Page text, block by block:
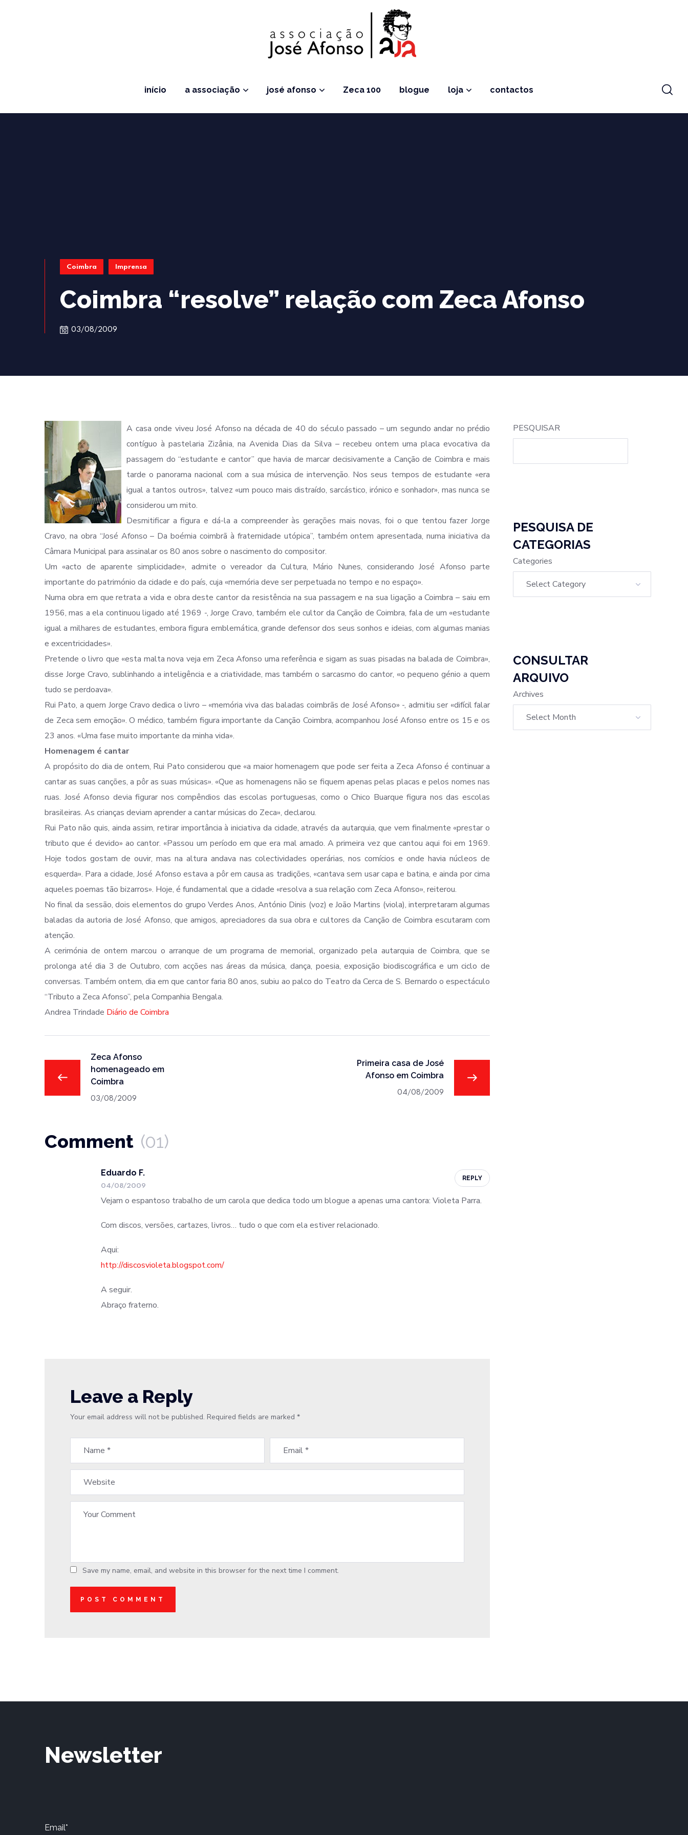
início a associação josé afonso Zeca 100 blogue loja contactos
Coimbra Imprensa
Coimbra “resolve” relação com Zeca Afonso
03/08/2009
A casa onde viveu José Afonso na década de 40 do século passado – um segundo andar no prédio
contíguo à pastelaria Zizânia, na Avenida Dias da Silva – recebeu ontem uma placa evocativa da
passagem do “estudante e cantor” que havia de marcar decisivamente a Canção de Coimbra e mais
tarde o panorama nacional com a sua música de intervenção. Nos seus tempos de estudante «era
igual a tantos outros», talvez «um pouco mais distraído, sarcástico, irónico e sonhador», mas nunca se
considerou um mito.
Desmitificar a figura e dá-la a compreender às gerações mais novas, foi o que tentou fazer Jorge
Cravo, na obra “José Afonso – Da boémia coimbrã à fraternidade utópica”, também ontem apresentada, numa iniciativa da
Câmara Municipal para assinalar os 80 anos sobre o nascimento do compositor.
Um «acto de aparente simplicidade», admite o vereador da Cultura, Mário Nunes, considerando José Afonso parte
importante do património da cidade e do país, cuja «memória deve ser perpetuada no tempo e no espaço».
Numa obra em que retrata a vida e obra deste cantor da resistência na sua passagem e na sua ligação a Coimbra – saiu em
1956, mas a ela continuou ligado até 1969 -, Jorge Cravo, também ele cultor da Canção de Coimbra, fala de um «estudante
igual a milhares de estudantes, embora figura emblemática, grande defensor dos seus sonhos e ideias, com algumas manias
e excentricidades».
Pretende o livro que «esta malta nova veja em Zeca Afonso uma referência e sigam as suas pisadas na balada de Coimbra»,
disse Jorge Cravo, sublinhando a inteligência e a criatividade, mas também o sarcasmo do cantor, «o pequeno génio a quem
tudo se perdoava».
Rui Pato, a quem Jorge Cravo dedica o livro – «memória viva das baladas coimbrãs de José Afonso» -, admitiu ser «difícil falar
de Zeca sem emoção». O médico, também figura importante da Canção Coimbra, acompanhou José Afonso entre os 15 e os
23 anos. «Uma fase muito importante da minha vida».
Homenagem é cantar
A propósito do dia de ontem, Rui Pato considerou que «a maior homenagem que pode ser feita a Zeca Afonso é continuar a
cantar as suas canções, a pôr as suas músicas». «Que as homenagens não se fiquem apenas pelas placas e pelos nomes nas
ruas. José Afonso devia figurar nos compêndios das escolas portuguesas, como o Chico Buarque figura nos das escolas
brasileiras. As crianças deviam aprender a cantar músicas do Zeca», declarou.
Rui Pato não quis, ainda assim, retirar importância à iniciativa da cidade, através da autarquia, que vem finalmente «prestar o
tributo que é devido» ao cantor. «Passou um período em que era mal amado. A primeira vez que cantou aqui foi em 1969.
Hoje todos gostam de ouvir, mas na altura andava nas colectividades operárias, nos comícios e onde havia núcleos de
esquerda». Para a cidade, José Afonso estava a pôr em causa as tradições, «cantava sem usar capa e batina, e ainda por cima
aqueles poemas tão bizarros». Hoje, é fundamental que a cidade «resolva a sua relação com Zeca Afonso», reiterou.
No final da sessão, dois elementos do grupo Verdes Anos, António Dinis (voz) e João Martins (viola), interpretaram algumas
baladas da autoria de José Afonso, que amigos, apreciadores da sua obra e cultores da Canção de Coimbra escutaram com
atenção.
A cerimónia de ontem marcou o arranque de um programa de memorial, organizado pela autarquia de Coimbra, que se
prolonga até dia 3 de Outubro, com acções nas áreas da música, dança, poesia, exposição biodiscográfica e um ciclo de
conversas. Também ontem, dia em que cantor faria 80 anos, subiu ao palco do Teatro da Cerca de S. Bernardo o espectáculo
“Tributo a Zeca Afonso”, pela Companhia Bengala.
Andrea Trindade Diário de Coimbra
Zeca Afonso
homenageado em
Coimbra
03/08/2009
Primeira casa de José
Afonso em Coimbra
04/08/2009
Comment (01)
Eduardo F.
04/08/2009
Vejam o espantoso trabalho de um carola que dedica todo um blogue a apenas uma cantora: Violeta Parra.
Com discos, versões, cartazes, livros… tudo o que com ela estiver relacionado.
Aqui:
http://discosvioleta.blogspot.com/
A seguir.
Abraço fraterno.
REPLY
Leave a Reply
Your email address will not be published. Required fields are marked *
Save my name, email, and website in this browser for the next time I comment.
PESQUISAR
PESQUISA DE
CATEGORIAS
Categories
CONSULTAR
ARQUIVO
Archives
Newsletter
Email*